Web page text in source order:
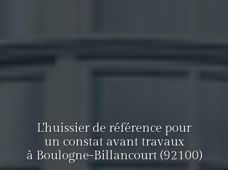
L'huissier de référence pour
un constat avant travaux
à Boulogne-Billancourt (92100)